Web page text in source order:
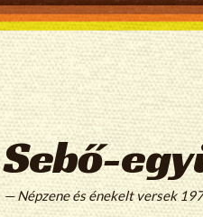
Sebő-
— Népzene és énekelt versek